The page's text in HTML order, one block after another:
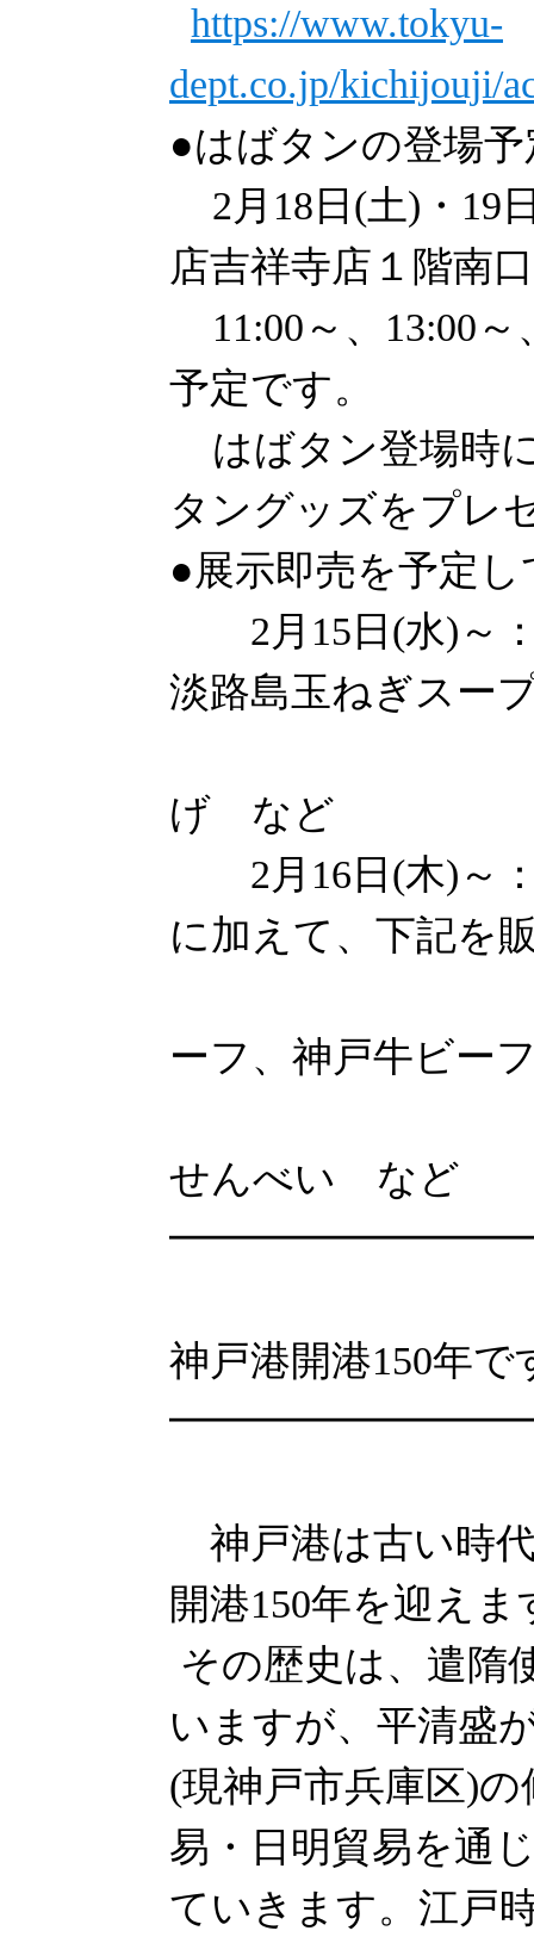
https://www.tokyu-
dept.co.jp/kichijouji/
●はばタンの登場予
2月18日(土)・19
店吉祥寺店１階南
11:00～、13:00～
予定です。
はばタン登場時
タングッズをプレ
●展示即売を予定
2月15日(水)～：
淡路島玉ねぎスー
げ など
2月16日(木)～：
に加えて、下記を
ーフ、神戸牛ビー
せんべい など
神戸港開港150年で
神戸港は古い時
開港150年を迎えま
その歴史は、遣隋
いますが、平清盛
(現神戸市兵庫区)
易・日明貿易を通
ていきます。江戸